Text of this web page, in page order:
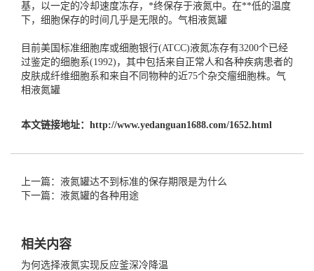
基，以一定的冷却速度冻存，*终保存于液氮中。在**低的温度
下，细胞保存的时间几乎是无限的。 气相液氮罐
目前美国标准细胞库或细胞银行(ATCC)液氮冻存有3200个已经
过鉴定的细胞系(1992)，其中包括来自正常人和各种疾病患者的
皮肤成纤维细胞系和来自不同物种的近75个杂交瘤细胞株。 气
相液氮罐
本文链接地址： http://www.yedanguan1688.com/1652.html
上一篇：液氮罐达不到标准的保存期限是为什么
下一篇：液氮罐的各种用途
相关内容
为何选择液氮实现反应釜深冷降温